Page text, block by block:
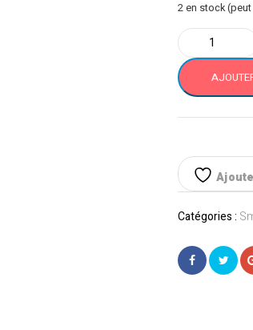
2 en stock
quantité
de
Samsung
Galaxy
Vert
Catégories :